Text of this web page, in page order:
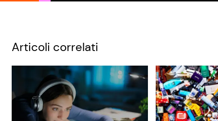
Articoli correlati